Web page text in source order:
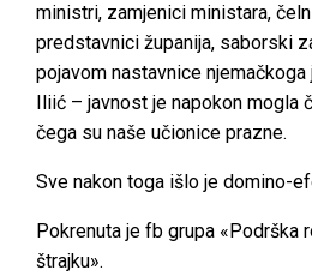
ministri, zamjenici ministara,
predstavnici županija, saborski
pojavom nastavnice njemačkoga
Iliić – javnost je napokon mogla
čega su naše učionice prazne.
Sve nakon toga išlo je domino-
Pokrenuta je fb grupa «Podrška
štrajku».